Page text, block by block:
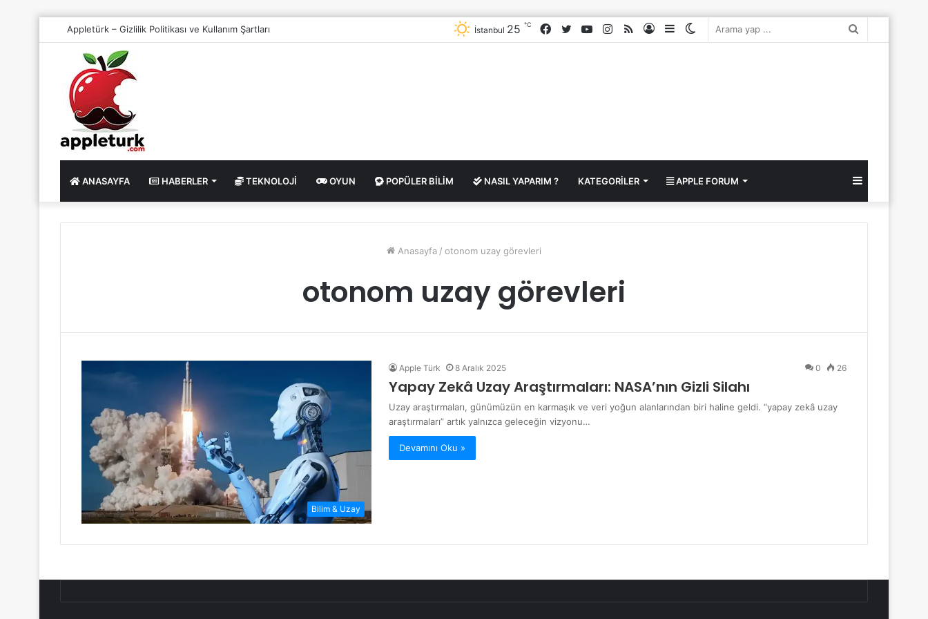
Appletürk – Gizlilik Politikası ve Kullanım Şartları
Kenar
Kayıt
RSS
Instagram
YouTube
Twitter
Facebook
İstanbul 25 ℃
ANASAYFA HABERLER TEKNOLOJI OYUN POPÜLER BILIM NASIL YAPARIM ? KATEGORILER APPLE FORUM Kenar
Bölmesi
Anasayfa / otonom uzay görevleri
otonom uzay görevleri
Bilim & Uzay
Apple Türk 8 Aralık 2025 0 26
Yapay Zekâ Uzay Araştırmaları: NASA’nın Gizli Silahı
Uzay araştırmaları, günümüzün en karmaşık ve veri yoğun alanlarından biri haline geldi. “yapay zekâ uzay
araştırmaları” artık yalnızca geleceğin vizyonu…
Devamını Oku »